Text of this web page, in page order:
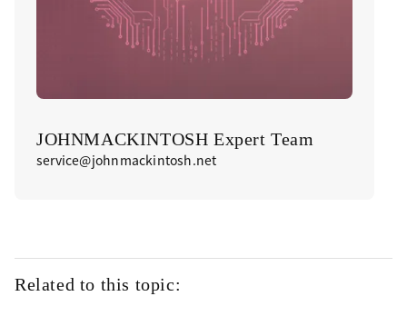
JOHNMACKINTOSH Expert Team
service@johnmackintosh.net
Related to this topic: